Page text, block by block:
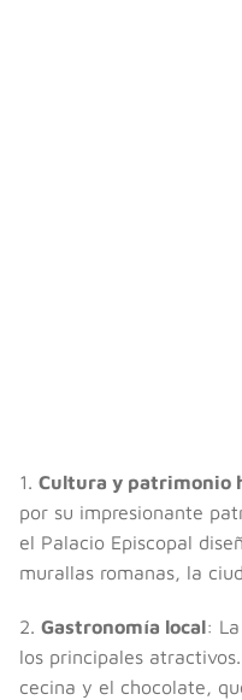
1. Cultura y patrimonio
por su impresionante
el Palacio Episcopal
murallas romanas, la
2. Gastronomía local:
los principales
cecina y el chocolate,